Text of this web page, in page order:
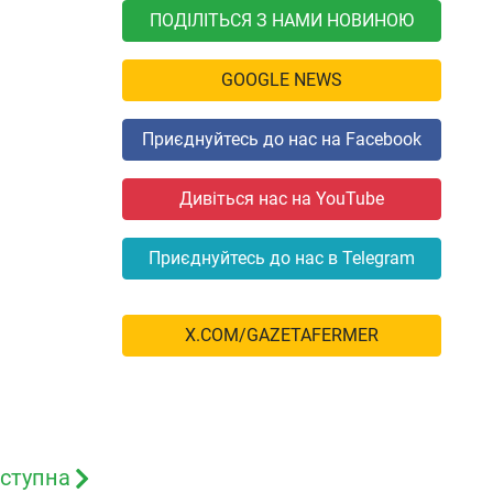
ПОДІЛІТЬСЯ З НАМИ НОВИНОЮ
GOOGLE NEWS
Приєднуйтесь до нас на Facebook
Дивіться нас на YouTube
Приєднуйтесь до нас в Telegram
X.COM/GAZETAFERMER